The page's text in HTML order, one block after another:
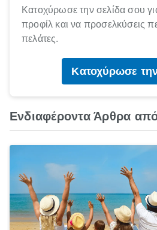
Κατοχύρωσε την σελίδα σου
προφίλ και να προσελκύσεις
πελάτες.
Κατοχύρωσε
Ενδιαφέροντα Άρθρα